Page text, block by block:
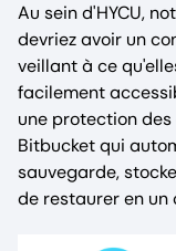
Au sein d'HYCU,
devriez avoir un
veillant à ce
facilement
une protection
Bitbucket qui
sauvegarde,
de restaurer en un